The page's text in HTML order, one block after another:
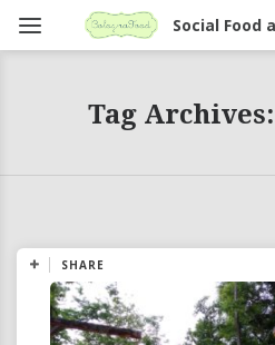
Social Food
Tag
SHARE